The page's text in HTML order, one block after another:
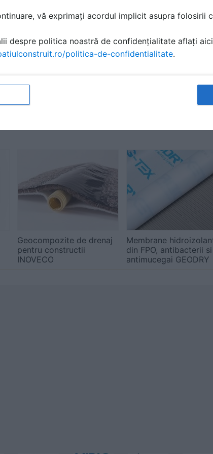
Adezivi pentru gresie,
MAPEI
Chituri pentru rosturi
Geocompozite de drenaj
pentru constructii
INOVECO
Membrane
din FPO, antibacterii si
antimucegai GEODRY
vă exprimați acordul implicit asupra folosirii
despre politica noastră de confidențialitate aflați
politica-de-confidentialitate.